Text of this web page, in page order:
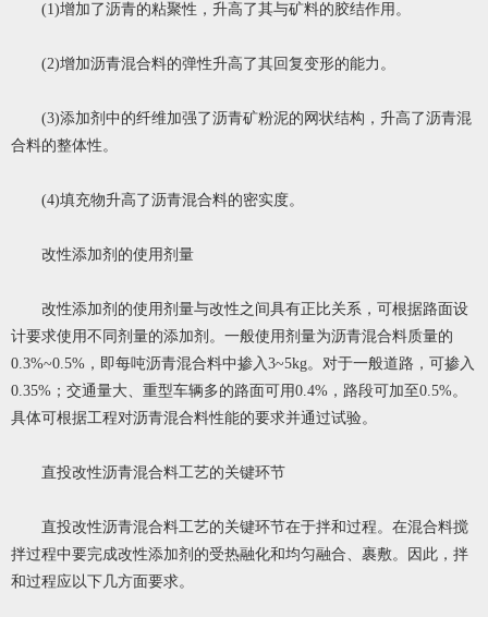
(1)增加了沥青的粘聚性，升高了其与矿料的胶结作用。
(2)增加沥青混合料的弹性升高了其回复变形的能力。
(3)添加剂中的纤维加强了沥青矿粉泥的网状结构，升高了沥青混
合料的整体性。
(4)填充物升高了沥青混合料的密实度。
改性添加剂的使用剂量
改性添加剂的使用剂量与改性之间具有正比关系，可根据路面设
计要求使用不同剂量的添加剂。一般使用剂量为沥青混合料质量的
0.3%~0.5%，即每吨沥青混合料中掺入3~5kg。对于一般道路，可掺入
0.35%；交通量大、重型车辆多的路面可用0.4%，路段可加至0.5%。
具体可根据工程对沥青混合料性能的要求并通过试验。
直投改性沥青混合料工艺的关键环节
直投改性沥青混合料工艺的关键环节在于拌和过程。在混合料搅
拌过程中要完成改性添加剂的受热融化和均匀融合、裹敷。因此，拌
和过程应以下几方面要求。